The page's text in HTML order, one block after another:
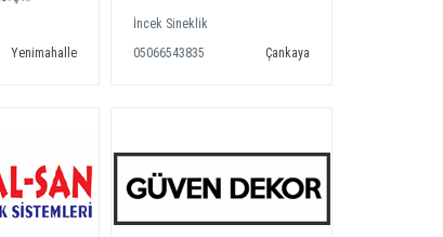
Yenimahalle
İncek Sineklik
05066543835
Çankaya